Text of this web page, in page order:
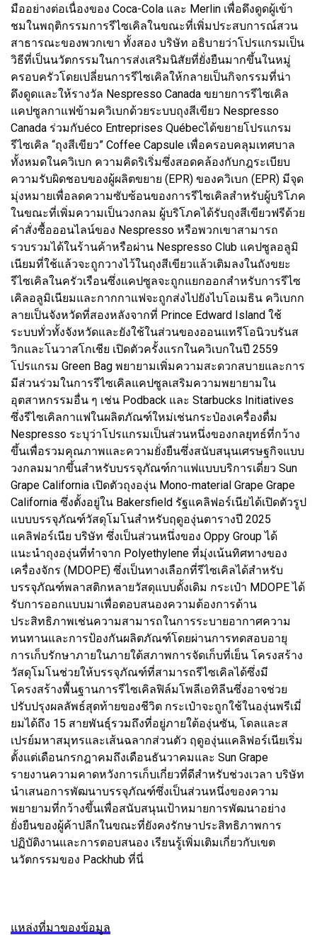
มืออย่างต่อเนื่องของ Coca-Cola และ Merlin เพื่อดึงดูดผู้เข้า
ชมในพฤติกรรมการรีไซเคิลในขณะที่เพิ่มประสบการณ์สวน
สาธารณะของพวกเขา ทั้งสอง บริษัท อธิบายว่าโปรแกรมเป็น
วิธีที่เป็นนวัตกรรมในการส่งเสริมนิสัยที่ยั่งยืนมากขึ้นในหมู่
ครอบครัวโดยเปลี่ยนการรีไซเคิลให้กลายเป็นกิจกรรมที่น่า
ดึงดูดและให้รางวัล Nespresso Canada ขยายการรีไซเคิล
แคปซูลกาแฟข้ามควิเบกด้วยระบบถุงสีเขียว Nespresso
Canada ร่วมกับéco Entreprises Québecได้ขยายโปรแกรม
รีไซเคิล “ถุงสีเขียว” Coffee Capsule เพื่อครอบคลุมเทศบาล
ทั้งหมดในควิเบก ความคิดริเริ่มซึ่งสอดคล้องกับกฎระเบียบ
ความรับผิดชอบของผู้ผลิตขยาย (EPR) ของควิเบก (EPR) มีจุด
มุ่งหมายเพื่อลดความซับซ้อนของการรีไซเคิลสำหรับผู้บริโภค
ในขณะที่เพิ่มความเป็นวงกลม ผู้บริโภคได้รับถุงสีเขียวฟรีด้วย
คำสั่งซื้อออนไลน์ของ Nespresso หรือพวกเขาสามารถ
รวบรวมได้ในร้านค้าหรือผ่าน Nespresso Club แคปซูลอลูมิ
เนียมที่ใช้แล้วจะถูกวางไว้ในถุงสีเขียวแล้วเติมลงในถังขยะ
รีไซเคิลในครัวเรือนซึ่งแคปซูลจะถูกแยกออกสำหรับการรีไซ
เคิลอลูมิเนียมและกากกาแฟจะถูกส่งไปยังไบโอเมธิน ควิเบกก
ลายเป็นจังหวัดที่สองหลังจากที่ Prince Edward Island ใช้
ระบบทั่วทั้งจังหวัดและยังใช้ในส่วนของออนแทรีโอนิวบรันส
วิกและโนวาสโกเชีย เปิดตัวครั้งแรกในควิเบกในปี 2559
โปรแกรม Green Bag พยายามเพิ่มความสะดวกสบายและการ
มีส่วนร่วมในการรีไซเคิลแคปซูลเสริมความพยายามใน
อุตสาหกรรมอื่น ๆ เช่น Podback และ Starbucks Initiatives
ซึ่งรีไซเคิลกาแฟในผลิตภัณฑ์ใหม่เช่นกระป๋องเครื่องดื่ม
Nespresso ระบุว่าโปรแกรมเป็นส่วนหนึ่งของกลยุทธ์ที่กว้าง
ขึ้นเพื่อรวมคุณภาพและความยั่งยืนซึ่งสนับสนุนเศรษฐกิจแบบ
วงกลมมากขึ้นสำหรับบรรจุภัณฑ์กาแฟแบบบริการเดี่ยว Sun
Grape California เปิดตัวถุงองุ่น Mono-material Grape Grape
California ซึ่งตั้งอยู่ใน Bakersfield รัฐแคลิฟอร์เนียได้เปิดตัวรูป
แบบบรรจุภัณฑ์วัสดุโมโนสำหรับฤดูองุ่นตารางปี 2025
แคลิฟอร์เนีย บริษัท ซึ่งเป็นส่วนหนึ่งของ Oppy Group ได้
แนะนำถุงองุ่นที่ทำจาก Polyethylene ที่มุ่งเน้นทิศทางของ
เครื่องจักร (MDOPE) ซึ่งเป็นทางเลือกที่รีไซเคิลได้สำหรับ
บรรจุภัณฑ์พลาสติกหลายวัสดุแบบดั้งเดิม กระเป๋า MDOPE ได้
รับการออกแบบมาเพื่อตอบสนองความต้องการด้าน
ประสิทธิภาพเช่นความสามารถในการระบายอากาศความ
ทนทานและการป้องกันผลิตภัณฑ์โดยผ่านการทดสอบอายุ
การเก็บรักษาภายในภายใต้สภาพการจัดเก็บที่เย็น โครงสร้าง
วัสดุโมโนช่วยให้บรรจุภัณฑ์ที่สามารถรีไซเคิลได้ซึ่งมี
โครงสร้างพื้นฐานการรีไซเคิลฟิล์มโพลีเอทิลีนซึ่งอาจช่วย
ปรับปรุงผลลัพธ์สุดท้ายของชีวิต กระเป๋าจะถูกใช้ในองุ่นพรีเมี่
ยมได้ถึง 15 สายพันธุ์รวมถึงที่อยู่ภายใต้องุ่นซัน, โดลและส
เปรย์มหาสมุทรและเส้นฉลากส่วนตัว ฤดูองุ่นแคลิฟอร์เนียเริ่ม
ตั้งแต่เดือนกรกฎาคมถึงเดือนธันวาคมและ Sun Grape
รายงานความคาดหวังการเก็บเกี่ยวที่ดีสำหรับช่วงเวลา บริษัท
นำเสนอการพัฒนาบรรจุภัณฑ์ซึ่งเป็นส่วนหนึ่งของความ
พยายามที่กว้างขึ้นเพื่อสนับสนุนเป้าหมายการพัฒนาอย่าง
ยั่งยืนของผู้ค้าปลีกในขณะที่ยังคงรักษาประสิทธิภาพการ
ปฏิบัติงานและการตอบสนอง เรียนรู้เพิ่มเติมเกี่ยวกับเขต
นวัตกรรมของ Packhub ที่นี่
แหล่งที่มาของข้อมูล